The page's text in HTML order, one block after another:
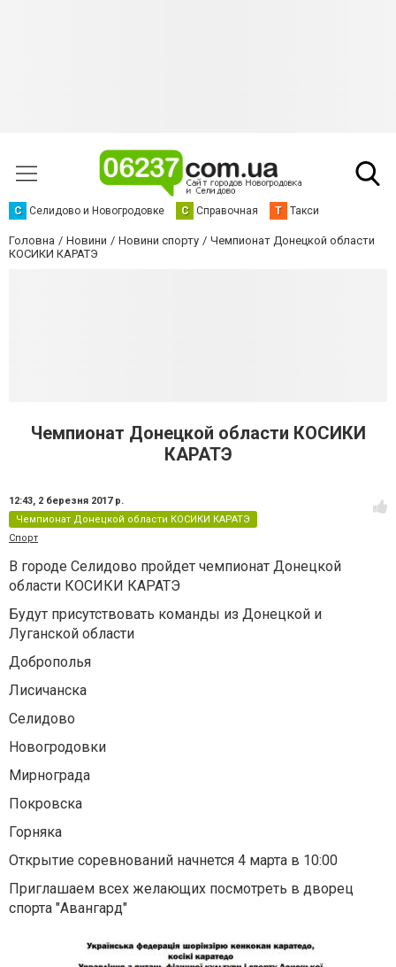
С Селидово и Новогродовке С Справочная Т Такси
Головна Новини Новини спорту
Чемпионат Донецкой области
КОСИКИ КАРАТЭ
Чемпионат Донецкой области КОСИКИ
КАРАТЭ
12:43, 2 березня 2017 р.
Чемпионат Донецкой области КОСИКИ КАРАТЭ
Спорт
В городе Селидово пройдет чемпионат Донецкой
области КОСИКИ КАРАТЭ
Будут присутствовать команды из Донецкой и
Луганской области
Доброполья
Лисичанска
Селидово
Новогродовки
Мирнограда
Покровска
Горняка
Открытие соревнований начнется 4 марта в 10:00
Приглашаем всех желающих посмотреть в дворец
спорта "Авангард"